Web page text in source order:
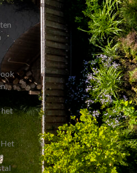
het
Het